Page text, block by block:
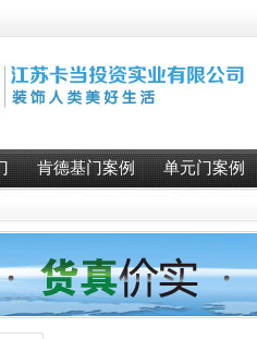
肯德基门案例 单元门案例